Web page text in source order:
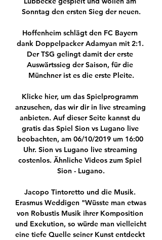
Sonntag den ersten Sieg der neuen.
Hoffenheim schlägt den FC Bayern
dank Doppelpacker Adamyan mit 2:1.
Der TSG gelingt damit der erste
Auswärtssieg der Saison, für die
Münchner ist es die erste Pleite.
Klicke hier, um das Spielprogramm
anzusehen, das wir dir in live streaming
anbieten. Auf dieser Seite kannst du
gratis das Spiel Sion vs Lugano live
beobachten, am 06/10/2019 um 16:00
Uhr. Sion vs Lugano live streaming
costenlos. Ähnliche Videos zum Spiel
Sion - Lugano.
Jacopo Tintoretto und die Musik.
Erasmus Weddigen "Wüsste man etwas
von Robustis Musik ihrer Komposition
und Exekution, so würde man vielleicht
eine tiefe Quelle seiner Kunst entdeckt